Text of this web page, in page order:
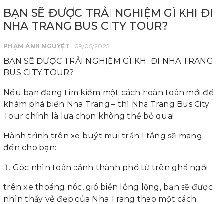
BẠN SẼ ĐƯỢC TRẢI NGHIỆM GÌ KHI ĐI
NHA TRANG BUS CITY TOUR?
PHẠM ÁNH NGUYỆT | 09/05/2025
BẠN SẼ ĐƯỢC TRẢI NGHIỆM GÌ KHI ĐI NHA TRANG
BUS CITY TOUR?
Nếu bạn đang tìm kiếm một cách hoàn toàn mới để
khám phá biển Nha Trang – thì Nha Trang Bus City
Tour chính là lựa chọn không thể bỏ qua!
Hành trình trên xe buýt mui trần 1 tầng sẽ mang
đến cho bạn:
Góc nhìn toàn cảnh thành phố từ trên ghế ngồi
trên xe thoáng nóc, gió biển lồng lộng, bạn sẽ được
nhìn thấy vẻ đẹp của Nha Trang theo một cách